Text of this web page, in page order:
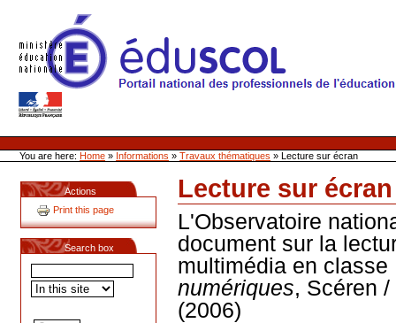
Site Web de l'ONL
Sections
Personal
toolsYou are here:Home » Informations »Travaux thématiques »Lecture sur écran
Actions
Print this page
Search box
Lecture sur écran
Document
Actions
L'Observatoire
document sur la
multimédia en
numériques, Scéren
(2006)